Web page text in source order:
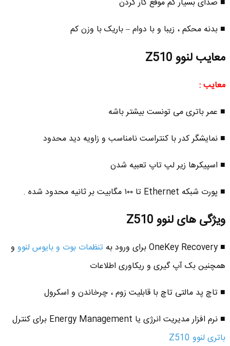
■ صدای بسیار کم موقع کار کردن
■ بدنه محکم ، زیبا و با دوام – باریک با وزن کم
معایب لنوو Z510
معایب :
■ عمر باتری می تونست بیشتر باشه
■ نمایشگر کدر با کنتراست نامناسب و زاویه دید محدود
■ اسپیکرها زیر لپ تاپ تعبیه شدن
■ پورت شبکه Ethernet تا ۱۰۰ مگابیت بر ثانیه محدود شده .
ویژگی های لنوو Z510
■ OneKey Recovery برای ورود به تنظمات بوت و بایوس لنووو
همچنین بک آپ گیری و ریکاوری اطلاعات
■ تاچ پد مالتی تاچ با قابلیت زوم ، چرخاندن و اسکرول
■ نرم افزار مدیریت انرژی یا Energy Management برای کنترل
باتری لنوو Z510